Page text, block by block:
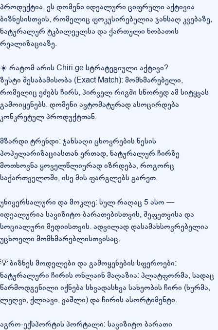
პროდუქტია. ეს დომენი იდეალური ციფრული აქტივია
ბიზნესისთვის, რომელიც ფოკუსირებულია ჯანსაღ კვებაზე,
ნატურალურ ტკბილეულსა და ქართული ნობათის
რეალიზაციაზე.
☀️ რატომ არის Chiri.ge სტრატეგიული აქტივი?
ზუსტი შესაბამისობა (Exact Match): მომხმარებელი,
რომელიც ეძებს ჩირს, პირველ რიგში სწორედ ამ სიტყვას
გამოიყენებს. დომენი ავტომატურად ასოცირდება
კონკრეტულ პროდუქტთან.
მზარდი ტრენდი: ჯანსაღი ცხოვრების წესის
პოპულარიზაციასთან ერთად, ნატურალურ ჩირზე
მოთხოვნა ყოველწლიურად იზრდება, როგორც
საქართველოში, ისე მის ფარგლებს გარეთ.
უნივერსალური და მოკლე: სულ რაღაც 5 ასო —
იდეალურია სავიზიტო ბარათებისთვის, შეფუთვისა და
სოციალური მედიისთვის. ადვილად დასამახსოვრებელია
უცხოელი მომხმარებლისთვისაც.
💡 ბიზნეს მოდელები და გამოყენების სფეროები:
ნატურალური ჩირის ონლაინ მაღაზია: პლატფორმა, სადაც
წარმოდგენილი იქნება სხვადასხვა სახეობის ჩირი (ხურმა,
ლეღვი, ქლიავი, ვაშლი) და ჩირის ასორტიმენტი.
აგრო-ექსპორტის პორტალი: სავიზიტო ბარათი